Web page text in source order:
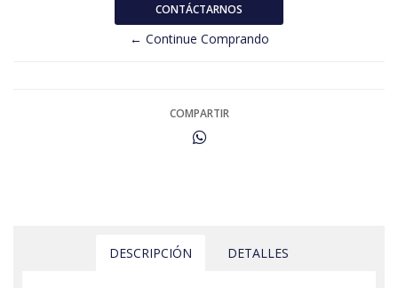
CONTÁCTARNOS
← Continue Comprando
COMPARTIR
DESCRIPCIÓN DETALLES